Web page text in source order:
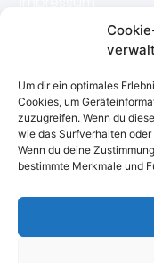
Um dir ein optimales
Cookies, um
zuzugreifen. Wenn du
wie das Surfverhalten
Wenn du deine
bestimmte Merkmale und
Kontakt
book-n-use gmbh
Ulmer Str. 81
+49
E-Mail: mail
Datenschutz